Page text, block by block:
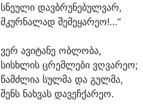
სნეული დავბრუნებულვარ,
მკურნალად შემეყარეო!…“
ვერ ავიტანე ობლობა,
სისხლის ცრემლები ვღვარეო;
წამძლია სულმა და გულმა,
შენს ნახვას დავეჩქარეო.